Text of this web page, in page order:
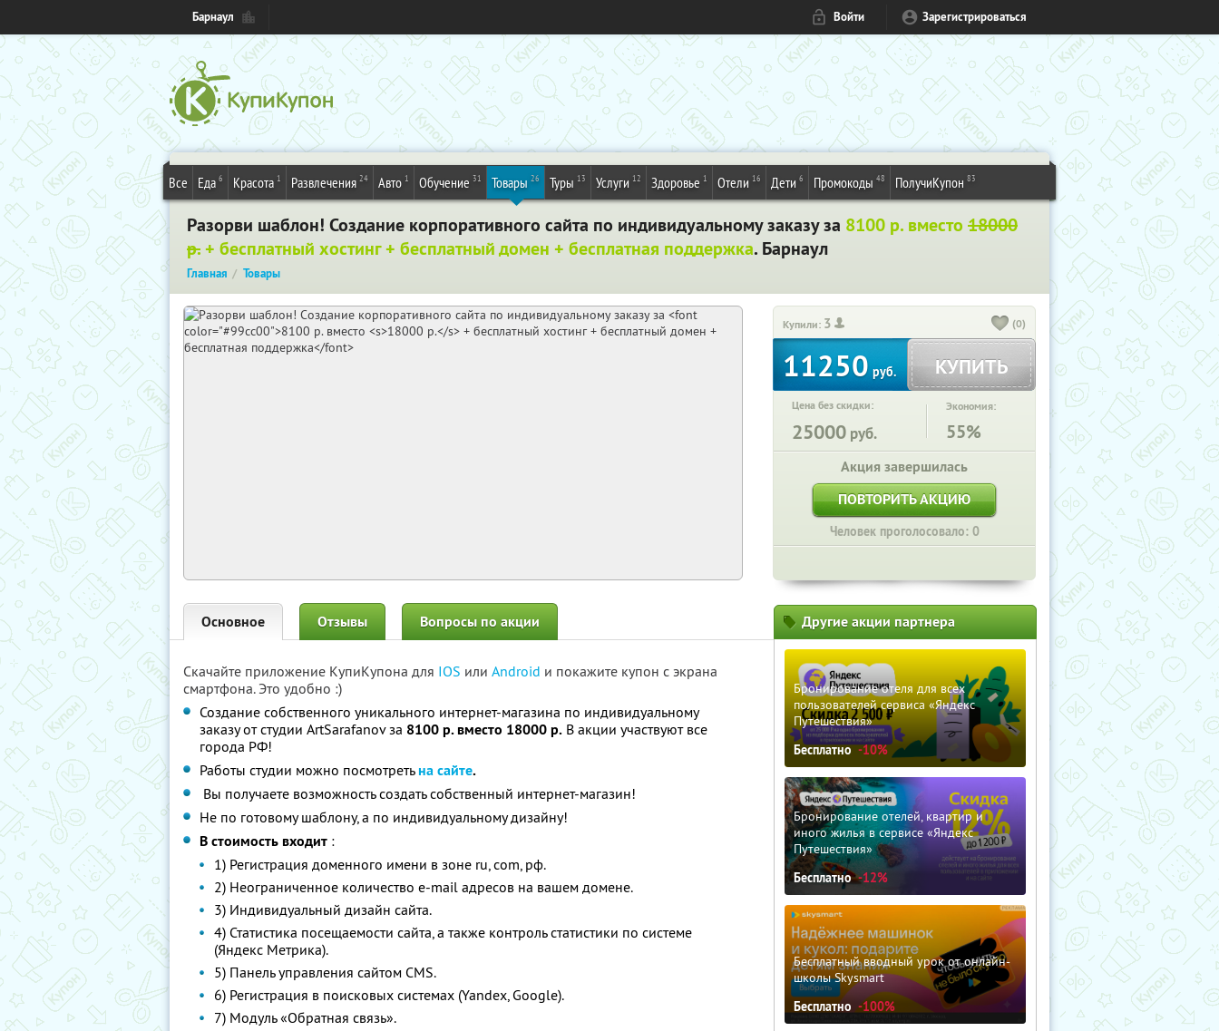
Барнаул Войти Зарегистрироваться
Все Еда 6 Красота 1 Развлечения 24 Авто 1 Обучение 31 Товары 26 Туры 13 Услуги 12 Здоровье 1 Отели 16 Дети 6 Промокоды 48 ПолучиКупон 83
Разорви шаблон! Создание корпоративного сайта по индивидуальному заказу за 8100 р. вместо 18000
р.+ бесплатный хостинг + бесплатный домен + бесплатная поддержка. Барнаул
Главная Товары
Купили: 3 (0)
11250 руб. КУПИТЬ
Цена без скидки:
25000 руб.
Экономия:
55%
Акция завершилась
ПОВТОРИТЬ АКЦИЮ
Человек проголосовало: 0
Основное Отзывы Вопросы по акции
Скачайте приложение КупиКупона для IOS или Android и покажите купон с экрана
смартфона. Это удобно :)
Создание собственного уникального интернет-магазина по индивидуальному
заказу от студии ArtSarafanov за 8100 р. вместо 18000 р. В акции участвуют все
города РФ!
Работы студии можно посмотретьна сайте.
Вы получаете возможность создать собственный интернет-магазин!
Не по готовому шаблону, а по индивидуальному дизайну!
В стоимость входит :
1) Регистрация доменного имени в зоне ru, com, рф.
2) Неограниченное количество e-mail адресов на вашем домене.
3) Индивидуальный дизайн сайта.
4) Статистика посещаемости сайта, а также контроль статистики по системе
(Яндекс Метрика).
5) Панель управления сайтом CMS.
6) Регистрация в поисковых системах (Yandex, Google).
7) Модуль «Обратная связь».
Другие акции партнера
Бронирование отеля для всех
пользователей сервиса «Яндекс
Путешествия»
Бесплатно -10%
Бронирование отелей, квартир и
иного жилья в сервисе «Яндекс
Путешествия»
Бесплатно -12%
Бесплатный вводный урок от онлайн-
школы Skysmart
Бесплатно -100%